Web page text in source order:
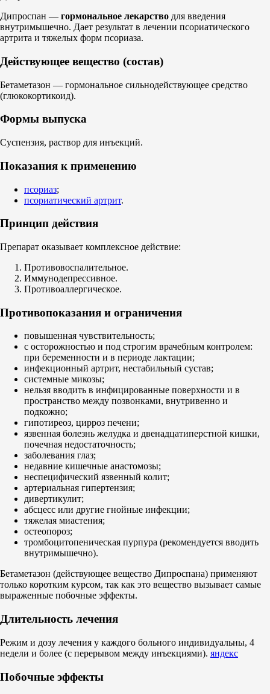
Дипроспан — гормональное лекарство для введения
внутримышечно. Дает результат в лечении псориатического
артрита и тяжелых форм псориаза.
Действующее вещество (состав)
Бетаметазон — гормональное сильнодействующее средство
(глюкокортикоид).
Формы выпуска
Суспензия, раствор для инъекций.
Показания к применению
псориаз;
псориатический артрит.
Принцип действия
Препарат оказывает комплексное действие:
Противовоспалительное.
Иммунодепрессивное.
Противоаллергическое.
Противопоказания и ограничения
повышенная чувствительность;
с осторожностью и под строгим врачебным контролем:
при беременности и в периоде лактации;
инфекционный артрит, нестабильный сустав;
системные микозы;
нельзя вводить в инфицированные поверхности и в
пространство между позвонками, внутривенно и
подкожно;
гипотиреоз, цирроз печени;
язвенная болезнь желудка и двенадцатиперстной кишки,
почечная недостаточность;
заболевания глаз;
недавние кишечные анастомозы;
неспецифический язвенный колит;
артериальная гипертензия;
дивертикулит;
абсцесс или другие гнойные инфекции;
тяжелая миастения;
остеопороз;
тромбоцитопеническая пурпура (рекомендуется вводить
внутримышечно).
Бетаметазон (действующее вещество Дипроспана) применяют
только коротким курсом, так как это вещество вызывает самые
выраженные побочные эффекты.
Длительность лечения
Режим и дозу лечения у каждого больного индивидуальны, 4
недели и более (с перерывом между инъекциями). яндекс
Побочные эффекты